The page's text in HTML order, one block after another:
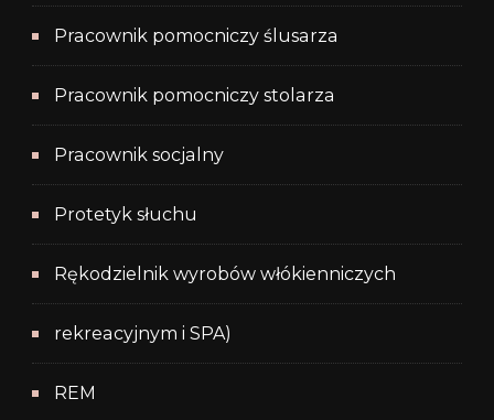
Pracownik pomocniczy ślusarza
Pracownik pomocniczy stolarza
Pracownik socjalny
Protetyk słuchu
Rękodzielnik wyrobów włókienniczych
rekreacyjnym i SPA)
REM